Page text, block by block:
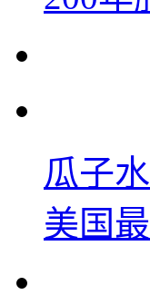
瓜子
美国